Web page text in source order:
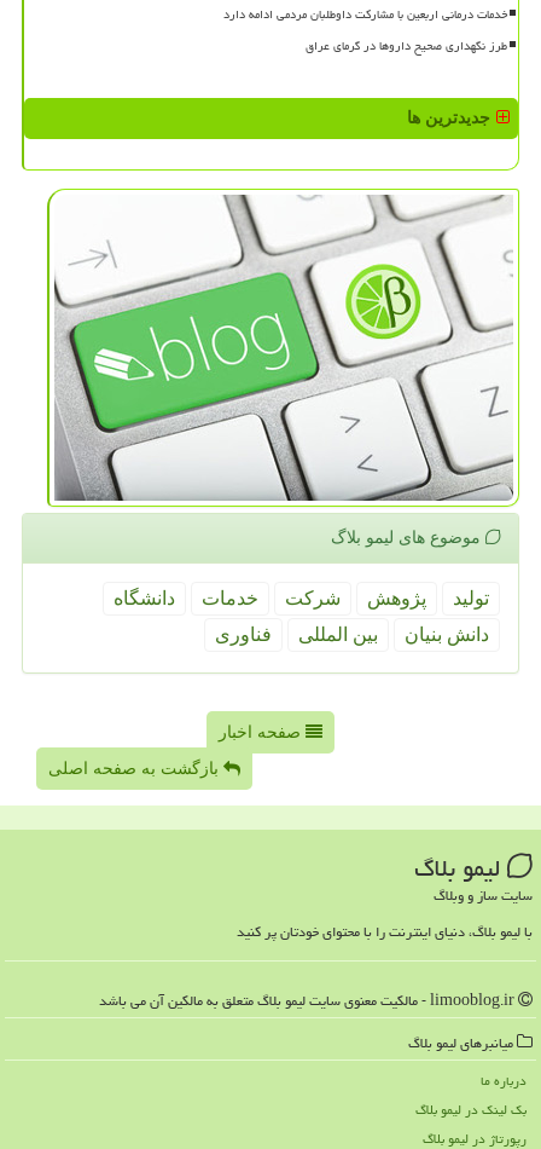
خدمات درمانی اربعین با مشارکت داوطلبان مردمی ادامه دارد
طرز نگهداری صحیح داروها در گرمای عراق
جدیدترین ها
موضوع های لیمو بلاگ
تولید پژوهش شركت خدمات
دانشگاه
دانش بنیان
بین المللی فناوری
صفحه اخبار
بازگشت به صفحه اصلی
لیمو بلاگ
سایت ساز و وبلاگ
با لیمو بلاگ، دنیای اینترنت را با محتوای خودتان پر کنید
میانبرهای لیمو بلاگ
درباره ما
بک لینک در لیمو بلاگ
رپورتاژ در لیمو بلاگ